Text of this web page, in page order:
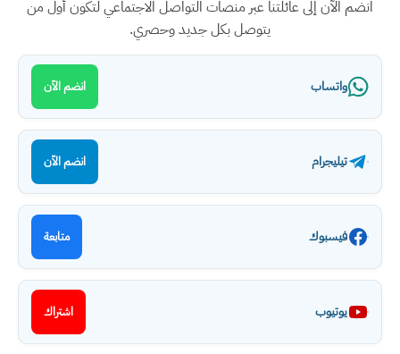
انضم الآن إلى عائلتنا عبر منصات التواصل الاجتماعي لتكون أول من
يتوصل بكل جديد وحصري.
واتساب انضم الآن
تيليجرام انضم الآن
فيسبوك متابعة
يوتيوب اشتراك